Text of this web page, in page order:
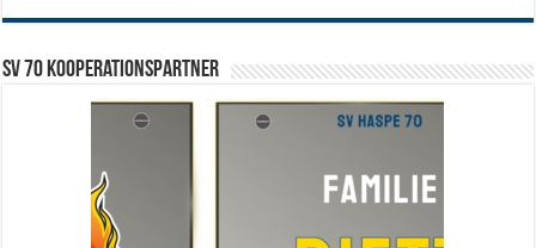
SV 70 Kooperationspartner